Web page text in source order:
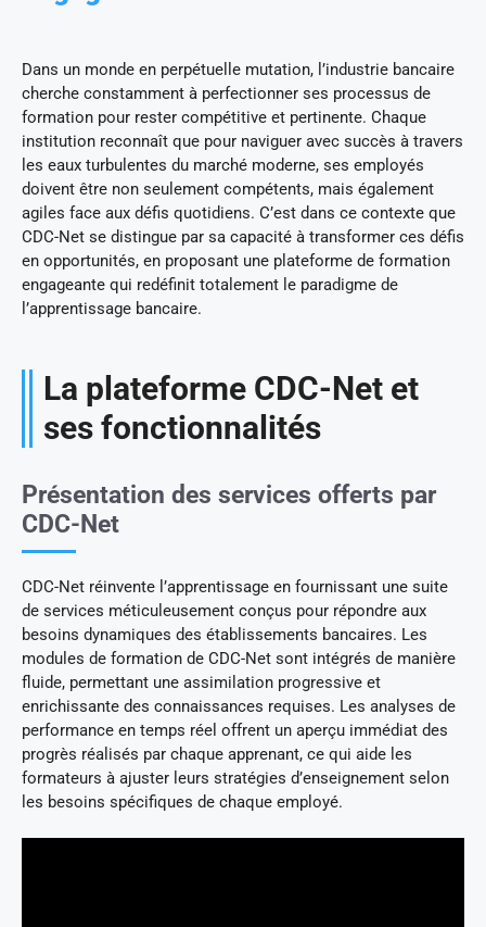
Dans un monde en perpétuelle mutation, l’industrie bancaire
cherche constamment à perfectionner ses processus de
formation pour rester compétitive et pertinente. Chaque
institution reconnaît que pour naviguer avec succès à travers
les eaux turbulentes du marché moderne, ses employés
doivent être non seulement compétents, mais également
agiles face aux défis quotidiens. C’est dans ce contexte que
CDC-Net se distingue par sa capacité à transformer ces défis
en opportunités, en proposant une plateforme de formation
engageante qui redéfinit totalement le paradigme de
l’apprentissage bancaire.
La plateforme CDC-Net et
ses fonctionnalités
Présentation des services offerts par
CDC-Net
CDC-Net réinvente l’apprentissage en fournissant une suite
de services méticuleusement conçus pour répondre aux
besoins dynamiques des établissements bancaires. Les
modules de formation de CDC-Net sont intégrés de manière
fluide, permettant une assimilation progressive et
enrichissante des connaissances requises. Les analyses de
performance en temps réel offrent un aperçu immédiat des
progrès réalisés par chaque apprenant, ce qui aide les
formateurs à ajuster leurs stratégies d’enseignement selon
les besoins spécifiques de chaque employé.